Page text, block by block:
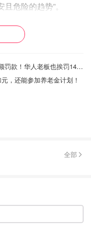
危险的趋势”。
国股市涨跌互现
发表演讲，欢呼美国
多伦多私立学校因拖欠工资面临巨额罚款！华人老板也挨罚14万！
，还能参加养老金计划！
全部